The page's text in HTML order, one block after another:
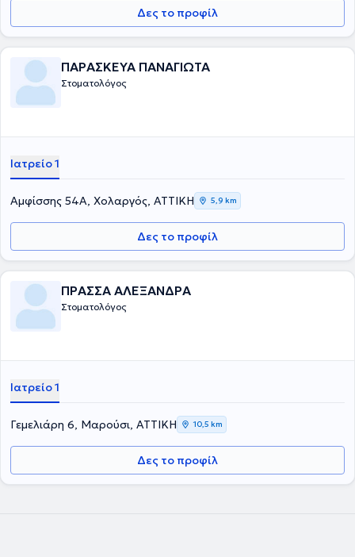
Δες το προφίλ
ΠΑΡΑΣΚΕΥΑ ΠΑΝΑΓΙΩΤΑ
Στοματολόγος
Ιατρείο 1
Αμφίσσης 54Α, Χολαργός, ΑΤΤΙΚΗ 5,9 km
Δες το προφίλ
ΠΡΑΣΣΑ ΑΛΕΞΑΝΔΡΑ
Στοματολόγος
Ιατρείο 1
Γεμελιάρη 6, Μαρούσι, ΑΤΤΙΚΗ 10,5 km
Δες το προφίλ